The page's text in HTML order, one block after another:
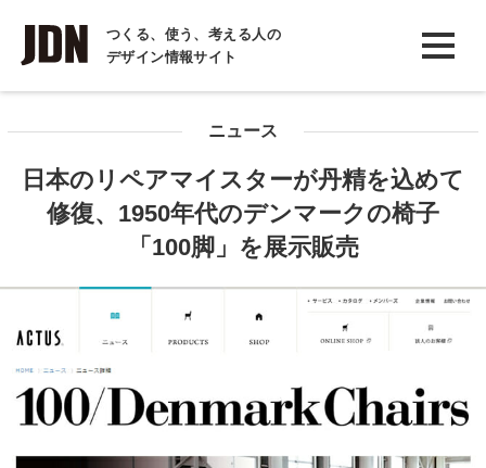
つくる、使う、考える人の
デザイン情報サイト
INTERVIEW
インタビュー
COLUMN
ニュース
日本のリペアマイスターが丹精を込めて
修復、1950年代のデンマークの椅子
「100脚」を展示販売